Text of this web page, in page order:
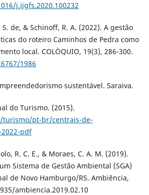
j.ijgfs.2020.100232
S. de, & Schinoff, R. A. (2022). A gestão
do roteiro Caminhos de Pedra como
local. COLÒQUIO, 19(3), 286-300.
1986
sustentável. Saraiva.
do Turismo. (2015).
pt-br/centrais-de-
pdf
R. C. E., & Moraes, C. A. M. (2019).
Sistema de Gestão Ambiental (SGA)
de Novo Hamburgo/RS. Ambiência,
ambiencia.2019.02.10